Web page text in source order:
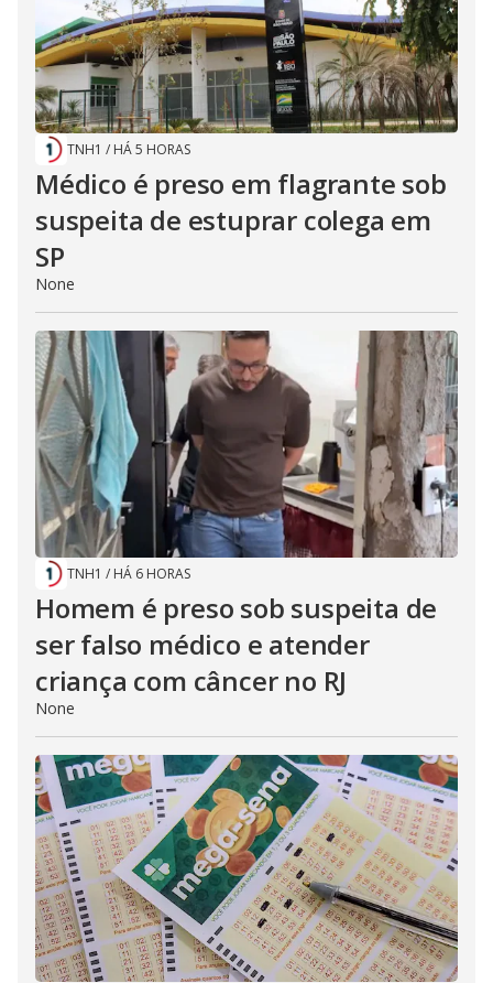
TNH1 / HÁ 5 HORAS
Médico é preso em flagrante sob
suspeita de estuprar colega em
SP
None
TNH1 / HÁ 6 HORAS
Homem é preso sob suspeita de
ser falso médico e atender
criança com câncer no RJ
None